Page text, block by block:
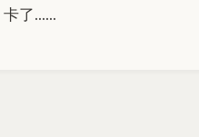
卡了……